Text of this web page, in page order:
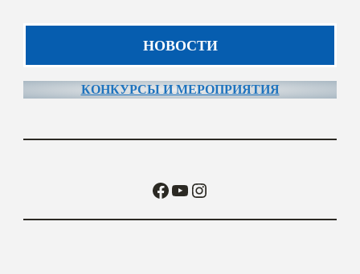
НОВОСТИ
КОНКУРСЫ И МЕРОПРИЯТИЯ
Facebook
YouTube
Instagram